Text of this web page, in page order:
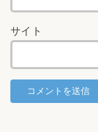
サイト